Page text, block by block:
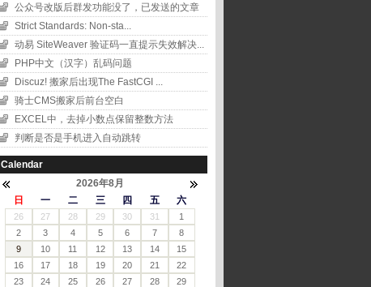
用户和...
公众号改版后群发功能没了，已发送的文章
从哪删呢
Strict Standards: Non-sta...
动易 SiteWeaver 验证码一直提示失效解决...
PHP中文（汉字）乱码问题
Discuz! 搬家后出现The FastCGI ...
骑士CMS搬家后前台空白
EXCEL中，去掉小数点保留整数方法
判断是否是手机进入自动跳转
Calendar
2026年8月
日
一 二 三 四 五 六
26 27 28 29 30 31
1
2
3 4 5 6 7
8
9
10 11 12 13 14
15
16
17 18 19 20 21
22
23
24 25 26 27 28
29